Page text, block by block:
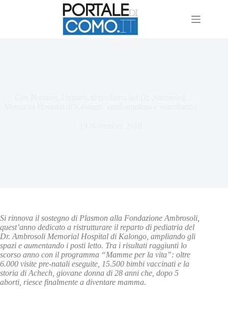
Si rinnova il sostegno di Plasmon alla Fondazione Ambrosoli,
quest’anno dedicato a ristrutturare il reparto di pediatria del
Dr. Ambrosoli Memorial Hospital di Kalongo, ampliando gli
spazi e aumentando i posti letto. Tra i risultati raggiunti lo
scorso anno con il programma “Mamme per la vita”: oltre
6.000 visite pre-natali eseguite, 15.500 bimbi vaccinati e la
storia di Achech, giovane donna di 28 anni che, dopo 5
aborti, riesce finalmente a diventare mamma.